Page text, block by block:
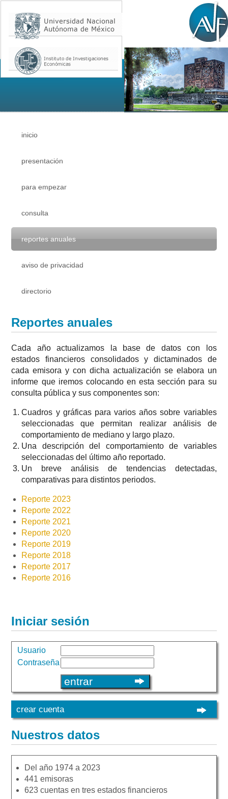
inicio
presentación
para empezar
consulta
reportes anuales
aviso de privacidad
directorio
Reportes anuales
Cada año actualizamos la base de datos con los
estados financieros consolidados y dictaminados de
cada emisora y con dicha actualización se elabora un
informe que iremos colocando en esta sección para su
consulta pública y sus componentes son:
Cuadros y gráficas para varios años sobre variables
seleccionadas que permitan realizar análisis de
comportamiento de mediano y largo plazo.
Una descripción del comportamiento de variables
seleccionadas del último año reportado.
Un breve análisis de tendencias detectadas,
comparativas para distintos periodos.
Reporte 2023
Reporte 2022
Reporte 2021
Reporte 2020
Reporte 2019
Reporte 2018
Reporte 2017
Reporte 2016
Iniciar sesión
Usuario
Contraseña
crear cuenta
Nuestros datos
Del año 1974 a 2023
441 emisoras
623 cuentas en tres estados financieros